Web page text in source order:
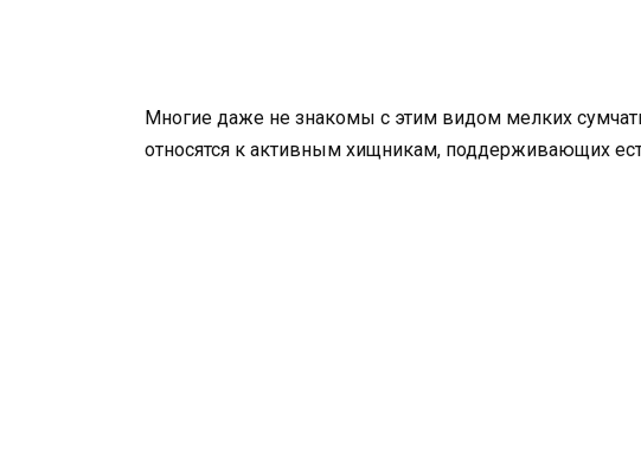
Многие даже не знакомы с этим видом мелких
относятся к активным хищникам, поддерживающих